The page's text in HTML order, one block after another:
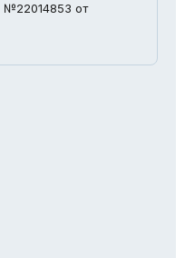
№22014853 от